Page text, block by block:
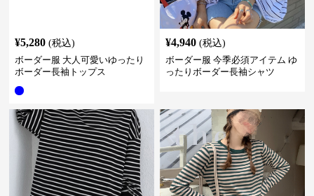
¥5,280 (税込)
ボーダー服 大人可愛いゆったり
ボーダー長袖トップス
¥4,940 (税込)
ボーダー服 今季必須アイテム ゆ
ったりボーダー長袖シャツ